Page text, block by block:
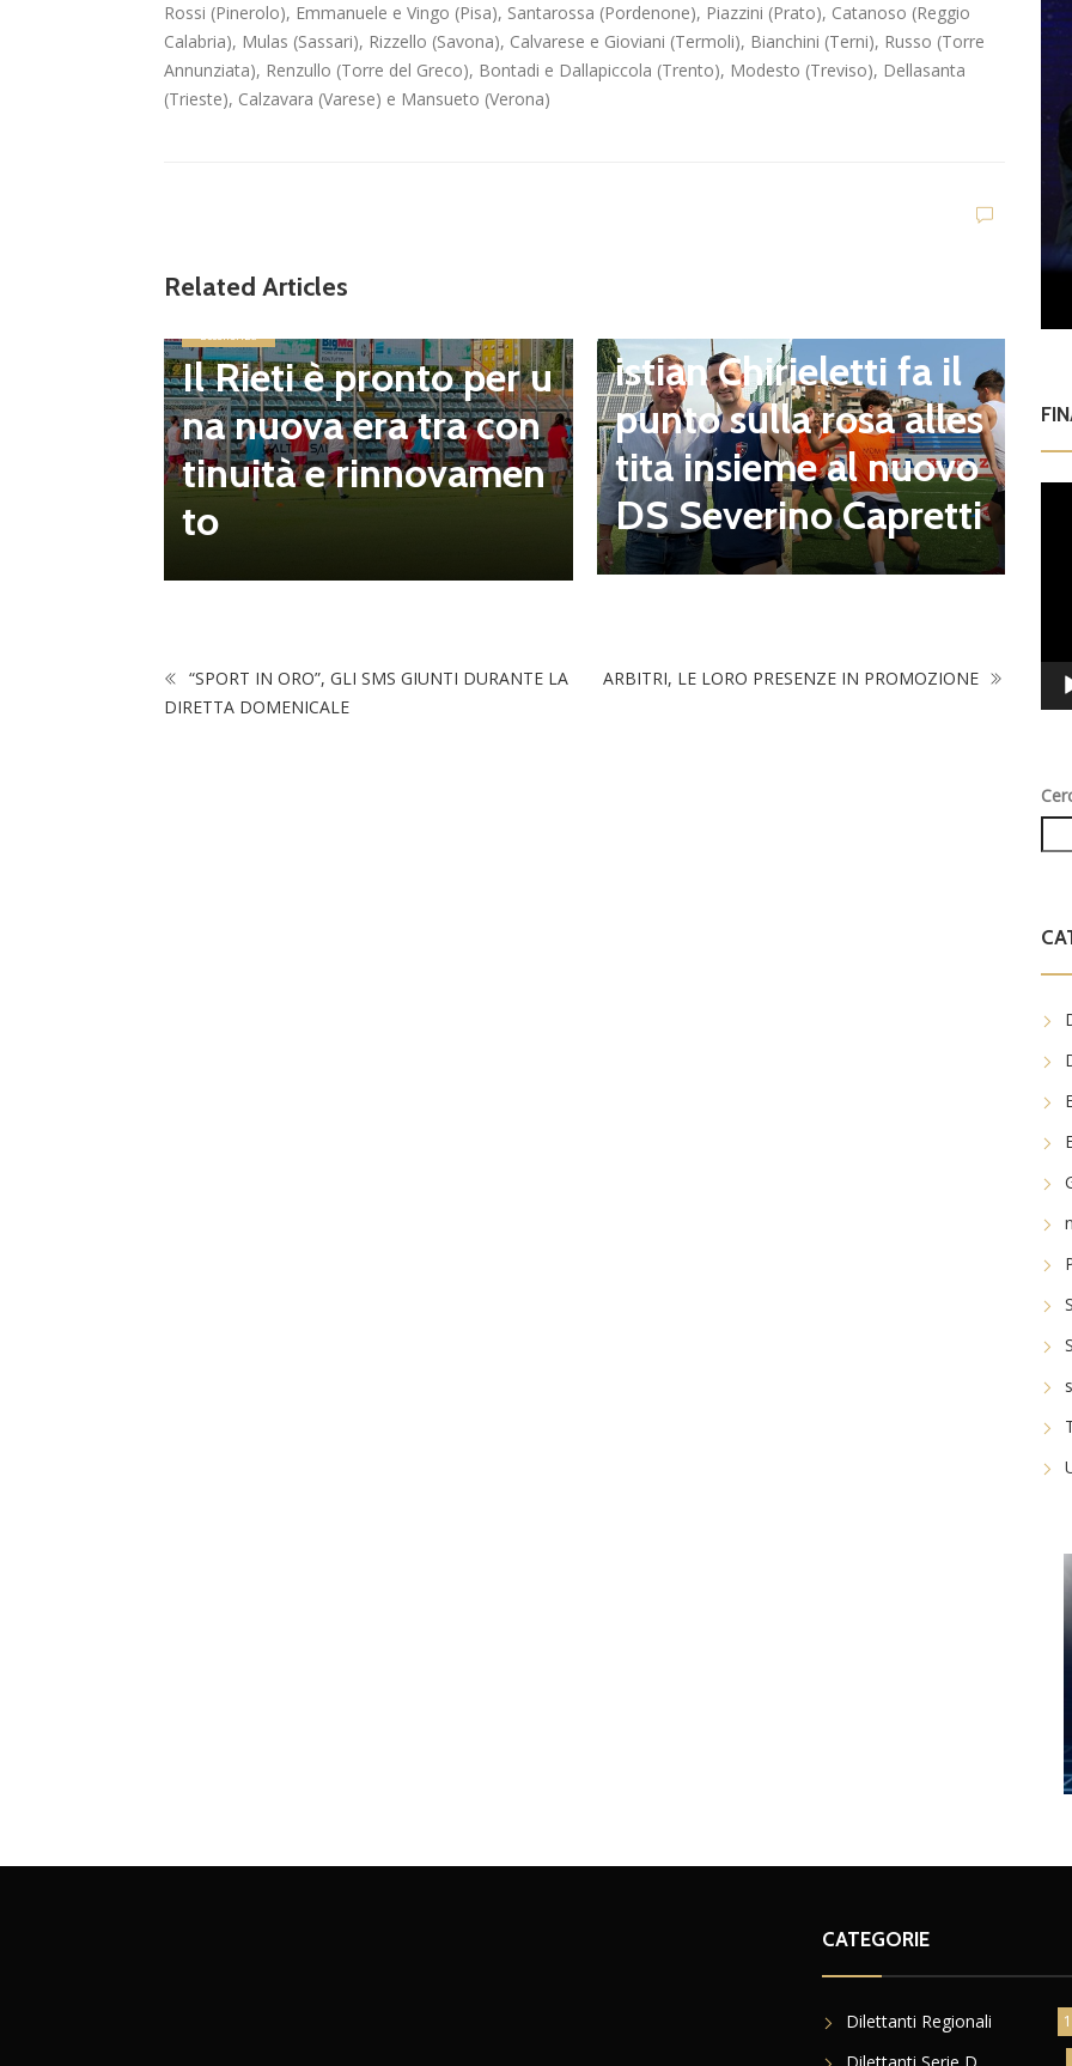
Rossi (Pinerolo), Emmanuele e Vingo (Pisa), Santarossa (Pordenone), Piazzini (Prato), Catanoso (Reggio
Calabria), Mulas (Sassari), Rizzello (Savona), Calvarese e Gioviani (Termoli), Bianchini (Terni), Russo (Torre
Annunziata), Renzullo (Torre del Greco), Bontadi e Dallapiccola (Trento), Modesto (Treviso), Dellasanta
(Trieste), Calzavara (Varese) e Mansueto (Verona)
Related Articles
Eccellenza
Il Rieti è pronto per u
na nuova era tra con
tinuità e rinnovamen
to
istian Chirieletti fa il
punto sulla rosa alles
tita insieme al nuovo
DS Severino Capretti
“SPORT IN ORO”, GLI SMS GIUNTI DURANTE LA
DIRETTA DOMENICALE
ARBITRI, LE LORO PRESENZE IN PROMOZIONE
CATEGORIE
Dilettanti Regionali